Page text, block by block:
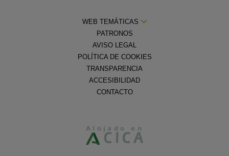
WEB TEMÁTICAS
PATRONOS
AVISO LEGAL
POLÍTICA DE COOKIES
TRANSPARENCIA
ACCESIBILIDAD
CONTACTO